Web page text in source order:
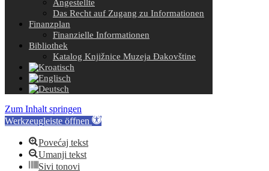
Angestellte
Das Recht auf Zugang zu Informationen
Finanzplan
Finanzielle Informationen
Bibliothek
Katalog Knjižnice Muzeja Đakovštine
Zum Inhalt springen
Werkzeugleiste öffnen
Povećaj tekst
Umanji tekst
Sivi tonovi